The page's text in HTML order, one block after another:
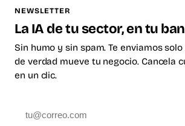
NEWSLETTER
La IA de tu sector, en tu
Sin humo y sin spam. Te enviamos
de verdad mueve tu negocio. Cancela
en un clic.